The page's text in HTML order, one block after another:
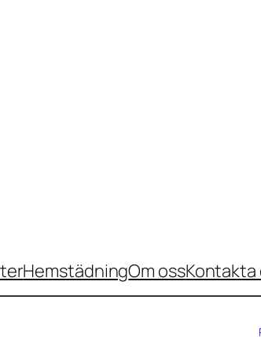
HemstädningOm ossKontakta